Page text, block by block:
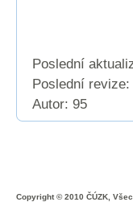
Poslední
Poslední revize:
Autor: 95
Copyright © 2010 ČÚZK,